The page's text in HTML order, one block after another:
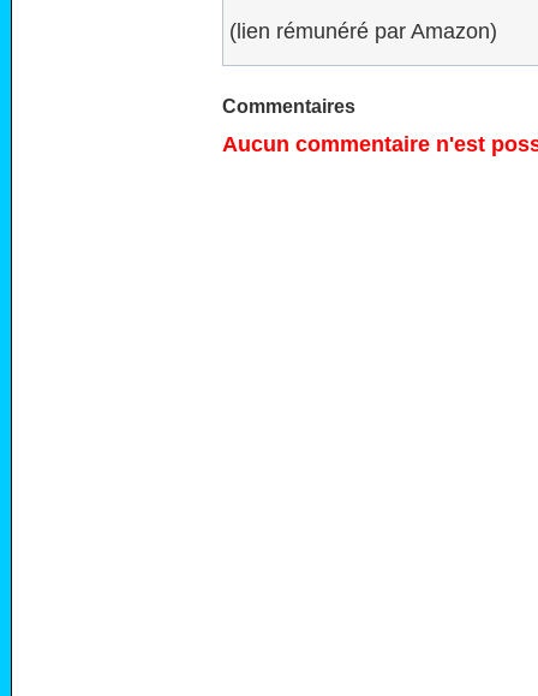
(lien rémunéré par Amazon)
Commentaires
Aucun commentaire n'est